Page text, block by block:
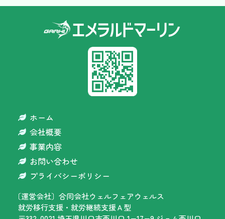
ホーム
会社概要
事業内容
お問い合わせ
プライバシーポリシー
〔運営会社〕 合同会社ウェルフェアウェルス
就労移行支援・就労継続支援Ａ型